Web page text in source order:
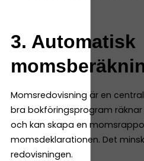
3. Automatisk
Momsredovisning är en
bra bokföringsprogram
och kan skapa en
momsdeklarationen. Det
redovisningen.